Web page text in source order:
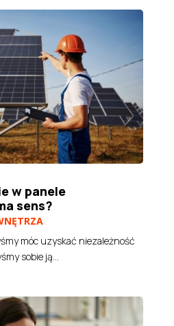
w panele
sens?
móc uzyskać niezależność
sobie ją...